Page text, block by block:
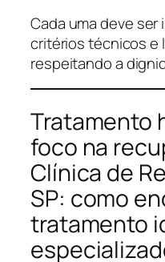
Cada uma deve ser
critérios técnicos e
respeitando a
Tratamento
foco na
Clínica de
SP: como
tratamento